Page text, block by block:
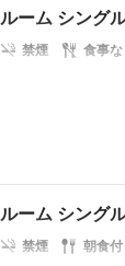
ルーム シング
禁煙 食事な
ルーム シング
禁煙 朝食付